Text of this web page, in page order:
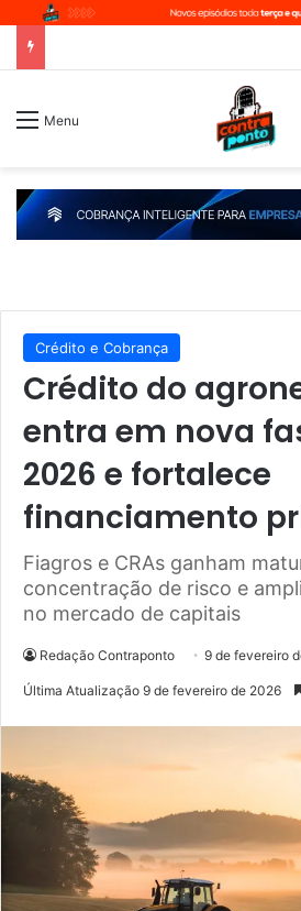
Menu
Crédito e Cobrança
Crédito do
entra em nova
2026 e fortalece
financiamento
Fiagros e CRAs ganham
concentração de risco e
no mercado de capitais
Redação Contraponto 9 de fevereiro
Última Atualização 9 de fevereiro de 2026